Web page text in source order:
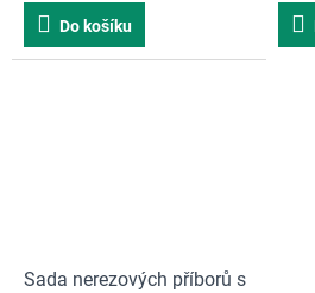
Do košíku
Sada nerezových příborů s